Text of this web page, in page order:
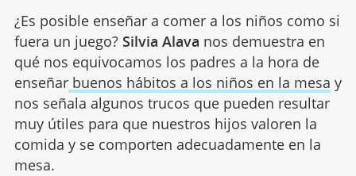
¿Es posible enseñar a comer a los niños como si
fuera un juego? Silvia Alava nos demuestra en
qué nos equivocamos los padres a la hora de
enseñarbuenos hábitos a los niños en la mesa y
nos señala algunos trucos que pueden resultar
muy útiles para que nuestros hijos valoren la
comida y se comporten adecuadamente en la
mesa.